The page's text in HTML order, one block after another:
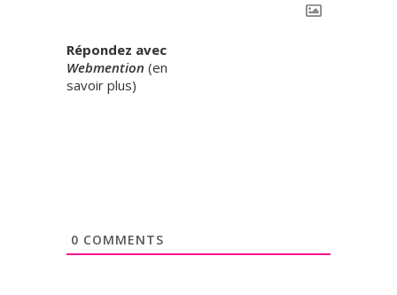
Répondez avec
Webmention (en
savoir plus)
0 COMMENTS